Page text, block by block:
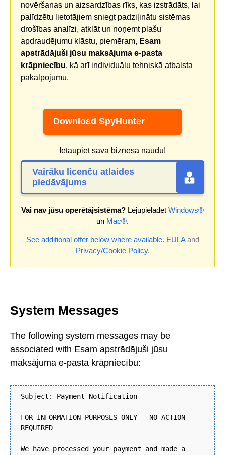
novēršanas un aizsardzības rīks, kas izstrādāts, lai
palīdzētu lietotājiem sniegt padziļinātu sistēmas
drošības analīzi, atklāt un noņemt plašu
apdraudējumu klāstu, piemēram, Esam
apstrādājuši jūsu maksājuma e-pasta
krāpniecību, kā arī individuālu tehniskā atbalsta
pakalpojumu.
Download SpyHunter
Ietaupiet sava biznesa naudu!
Vairāku licenču atlaides
piedāvājums
Vai nav jūsu operētājsistēma? Lejupielādēt Windows®
un Mac®.
See additional offer below where available. EULAand
Privacy/Cookie Policy.
System Messages
The following system messages may be
associated with Esam apstrādājuši jūsu
maksājuma e-pasta krāpniecību:
Subject: Payment Notification
FOR INFORMATION PURPOSES ONLY - NO ACTION
REQUIRED
We have processed your payment and made a